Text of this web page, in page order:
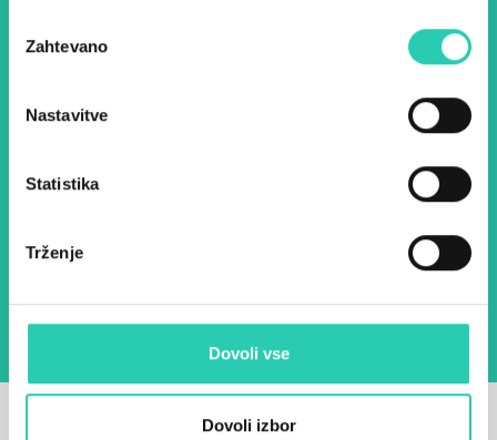
soglasja
Zahtevano
Nastavitve
Statistika
Trženje
Dovoli vse
Dovoli izbor
E-pošta *
Z uporabo tega obrazca potrjujem, da sem
seznanjen z obdelavo osebnih podatkov za